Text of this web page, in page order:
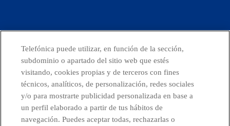
facebook linkedin twitter instagram youtube
CONTACTO
Países y Unidades emergentes
Telefónica puede utilizar, en función de la sección,
subdominio o apartado del sitio web que estés
visitando, cookies propias y de terceros con fines
técnicos, analíticos, de personalización, redes sociales
y/o para mostrarte publicidad personalizada en base a
un perfil elaborado a partir de tus hábitos de
navegación. Puedes aceptar todas, rechazarlas o